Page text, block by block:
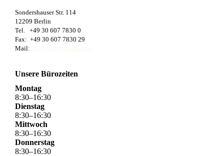
Sondershauser Str. 114
12209 Berlin
Tel. +49 30 607 7830 0
Fax: +49 30 607 7830 29
Mail:
Unsere Bürozeiten
Montag
8:30–16:30
Dienstag
8:30–16:30
Mittwoch
8:30–16:30
Donnerstag
8:30–16:30